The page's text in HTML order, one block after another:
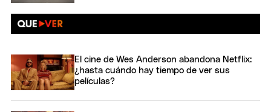
El cine de Wes Anderson abandona Netflix:
¿hasta cuándo hay tiempo de ver sus
películas?